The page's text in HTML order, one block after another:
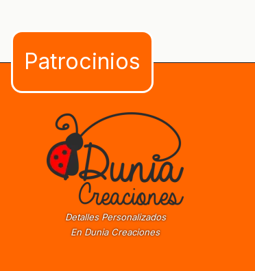
Detalles Personalizados
En Dunia Creaciones